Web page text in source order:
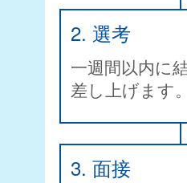
2. 選考
一週間以内に
差し上げます。
3. 面接